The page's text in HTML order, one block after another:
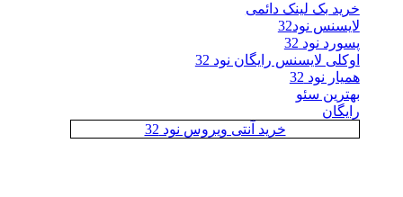
خرید بک لینک دائمی
لایسنس نود32
پسورد نود 32
اوکلی لایسنس رایگان نود 32
همیار نود 32
بهترین سئو
رایگان
خرید آنتی ویروس نود 32